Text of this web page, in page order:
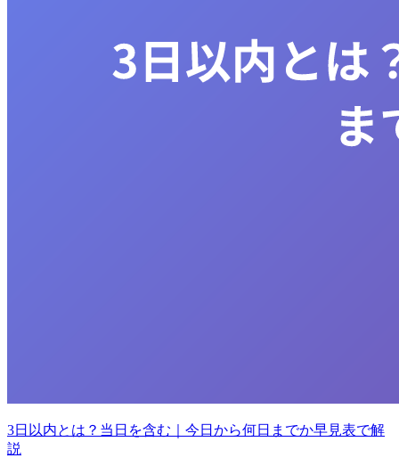
3日以内とは？当日を含む｜今日から何日までか早見表で解
説